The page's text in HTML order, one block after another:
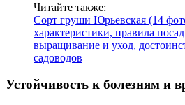
Читайте также:
Сорт груши Юрьевская (14
характеристики, правила
выращивание и уход,
садоводов
Устойчивость к болезням и